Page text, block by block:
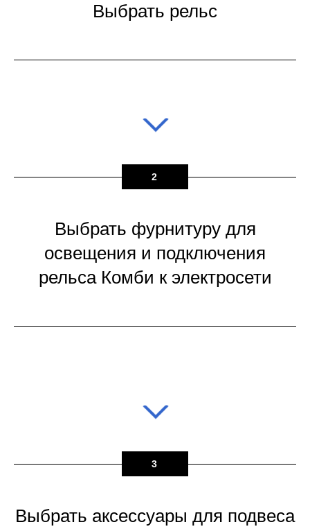
Выбрать рельс
2
Выбрать фурнитуру для
освещения и подключения
рельса Комби к электросети
3
Выбрать аксессуары для подвеса